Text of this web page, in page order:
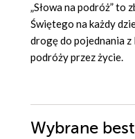
„Słowa na podróż” to
Świętego na każdy
drogę do pojednania
podróży przez życie.
Wybrane